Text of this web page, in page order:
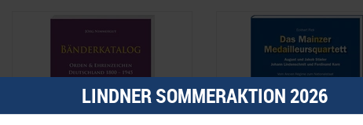
LINDNER SOMMERAKTION 2026